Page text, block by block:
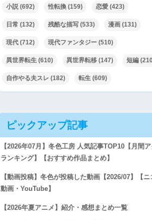
小説(692) 性転換 (159) 恋愛 (423)
日常 (132) 残酷な描写 (533) 漫画 (131)
現代 (712) 現代ファンタジー (510)
異世界転生 (610) 異世界転移 (147) 短編
自作やる夫スレ (182) 転生 (609)
ピックアップ記事
【2026年07月】冬色工房 人気記事TOP10【月間
ランキング】【おすすめ作品まとめ】
【動画投稿】冬色が投稿した動画【2026/07】【ニ
動画・YouTube】
【2026年夏アニメ】紹介・感想まとめ一覧